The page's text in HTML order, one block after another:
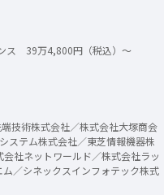
ス 39万4,800円（税込）～
技術株式会社／株式会社大塚商会
ステム株式会社／東芝情報機器株
社ネットワールド／株式会社ラッ
／シネックスインフォテック株式